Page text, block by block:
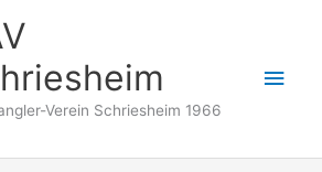
Verein Schriesheim 1966